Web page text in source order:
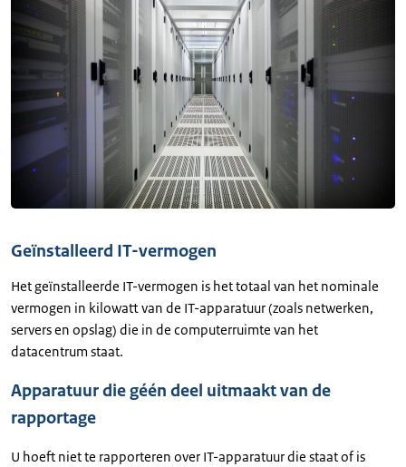
Geïnstalleerd IT-vermogen
Het geïnstalleerde IT-vermogen is het totaal van het nominale
vermogen in kilowatt van de IT-apparatuur (zoals netwerken,
servers en opslag) die in de computerruimte van het
datacentrum staat.
Apparatuur die géén deel uitmaakt van de
rapportage
U hoeft niet te rapporteren over IT-apparatuur die staat of is